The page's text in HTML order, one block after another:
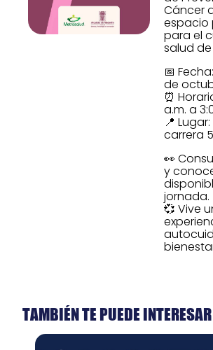
Cáncer
espacio
para el
salud de
📅
de
⏰
a.m. a
📍 Lugar:
carrera
👀
y
jornada.
💞 Vive
TAMBIÉN TE PUEDE INTERESAR